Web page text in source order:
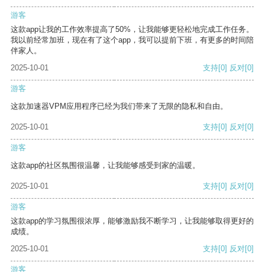
游客
这款app让我的工作效率提高了50%，让我能够更轻松地完成工作任务。
我以前经常加班，现在有了这个app，我可以提前下班，有更多的时间陪
伴家人。
2025-10-01
支持[0] 反对[0]
游客
这款加速器VPM应用程序已经为我们带来了无限的隐私和自由。
2025-10-01 支持[0] 反对[0]
游客
这款app的社区氛围很温馨，让我能够感受到家的温暖。
2025-10-01 支持[0] 反对[0]
游客
这款app的学习氛围很浓厚，能够激励我不断学习，让我能够取得更好的
成绩。
2025-10-01
支持[0] 反对[0]
游客